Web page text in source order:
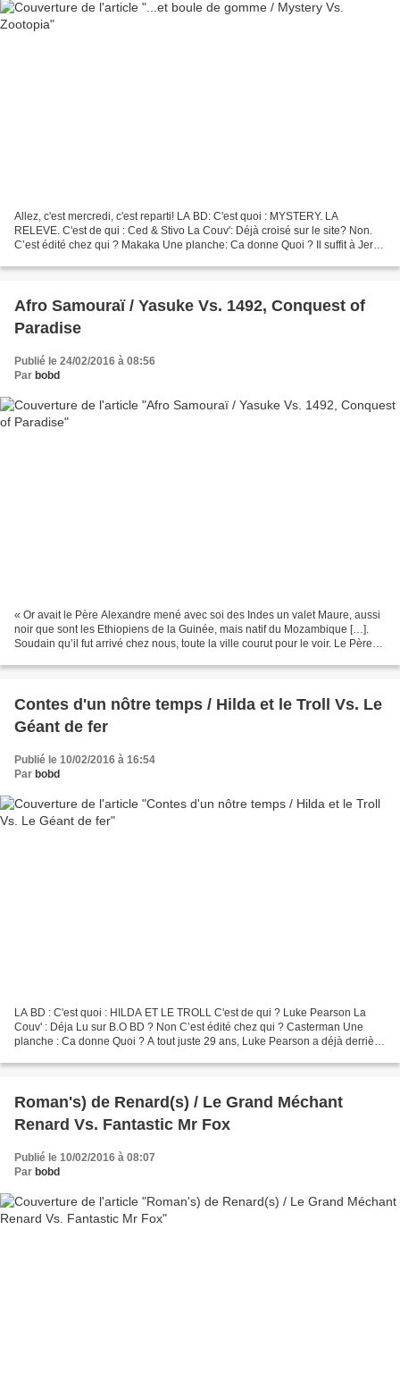
Allez, c'est mercredi, c'est reparti! LA BD: C'est quoi : MYSTERY. LA
RELEVE. C'est de qui : Ced & Stivo La Couv': Déjà croisé sur le site? Non.
C’est édité chez qui ? Makaka Une planche: Ca donne Quoi ? Il suffit à Jerry
Afro Samouraï / Yasuke Vs. 1492, Conquest of
Paradise
Publié le 24/02/2016 à 08:56
Par bobd
« Or avait le Père Alexandre mené avec soi des Indes un valet Maure, aussi
noir que sont les Ethiopiens de la Guinée, mais natif du Mozambique […].
Soudain qu’il fut arrivé chez nous, toute la ville courut pour le voir. Le Père
Contes d'un nôtre temps / Hilda et le Troll Vs. Le
Géant de fer
Publié le 10/02/2016 à 16:54
Par bobd
LA BD : C'est quoi : HILDA ET LE TROLL C'est de qui ? Luke Pearson La
Couv' : Déja Lu sur B.O BD ? Non C’est édité chez qui ? Casterman Une
planche : Ca donne Quoi ? A tout juste 29 ans, Luke Pearson a déjà derrière
Roman's) de Renard(s) / Le Grand Méchant
Renard Vs. Fantastic Mr Fox
Publié le 10/02/2016 à 08:07
Par bobd